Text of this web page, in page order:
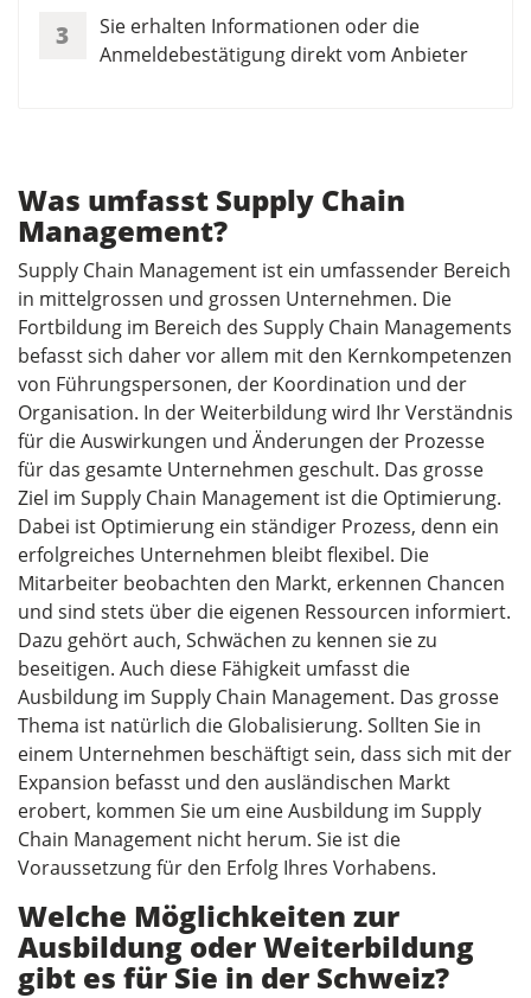
Was umfasst Supply Chain
Management?
Supply Chain Management ist ein umfassender Bereich
in mittelgrossen und grossen Unternehmen. Die
Fortbildung im Bereich des Supply Chain Managements
befasst sich daher vor allem mit den Kernkompetenzen
von Führungspersonen, der Koordination und der
Organisation. In der Weiterbildung wird Ihr Verständnis
für die Auswirkungen und Änderungen der Prozesse
für das gesamte Unternehmen geschult. Das grosse
Ziel im Supply Chain Management ist die Optimierung.
Dabei ist Optimierung ein ständiger Prozess, denn ein
erfolgreiches Unternehmen bleibt flexibel. Die
Mitarbeiter beobachten den Markt, erkennen Chancen
und sind stets über die eigenen Ressourcen informiert.
Dazu gehört auch, Schwächen zu kennen sie zu
beseitigen. Auch diese Fähigkeit umfasst die
Ausbildung im Supply Chain Management. Das grosse
Thema ist natürlich die Globalisierung. Sollten Sie in
einem Unternehmen beschäftigt sein, dass sich mit der
Expansion befasst und den ausländischen Markt
erobert, kommen Sie um eine Ausbildung im Supply
Chain Management nicht herum. Sie ist die
Voraussetzung für den Erfolg Ihres Vorhabens.
Welche Möglichkeiten zur
Ausbildung oder Weiterbildung
gibt es für Sie in der Schweiz?
3
Sie erhalten Informationen oder die
Anmeldebestätigung direkt vom Anbieter